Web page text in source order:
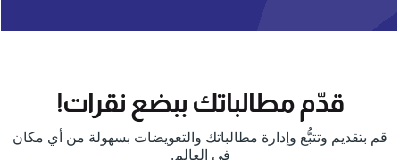
قدّم مطالباتك ببضع نقرات!
قم بتقديم وتتبُّع وإدارة مطالباتك والتعويضات بسهولة من أي مكان
في العالم.